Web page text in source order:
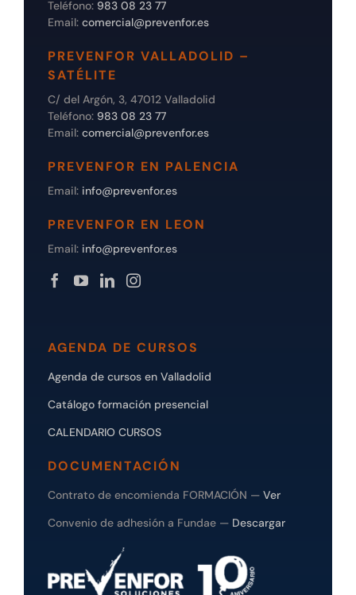
Teléfono: 983 08 23 77
Email: comercial@prevenfor.es
PREVENFOR VALLADOLID –
SATÉLITE
C/ del Argón, 3, 47012 Valladolid
Teléfono: 983 08 23 77
Email: comercial@prevenfor.es
PREVENFOR EN PALENCIA
Email: info@prevenfor.es
PREVENFOR EN LEON
Email: info@prevenfor.es
AGENDA DE CURSOS
Agenda de cursos en Valladolid
Catálogo formación presencial
CALENDARIO CURSOS
DOCUMENTACIÓN
Contrato de encomienda FORMACIÓN — Ver
Convenio de adhesión a Fundae — Descargar